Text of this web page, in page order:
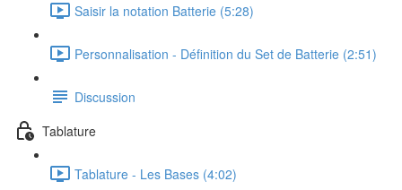
Saisir la notation Batterie (5:28)
Personnalisation - Définition du Set de Batterie (2:51)
Discussion
Tablature
Tablature - Les Bases (4:02)